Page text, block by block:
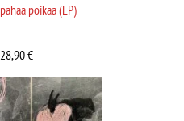
pahaa poikaa (LP)
28,90€